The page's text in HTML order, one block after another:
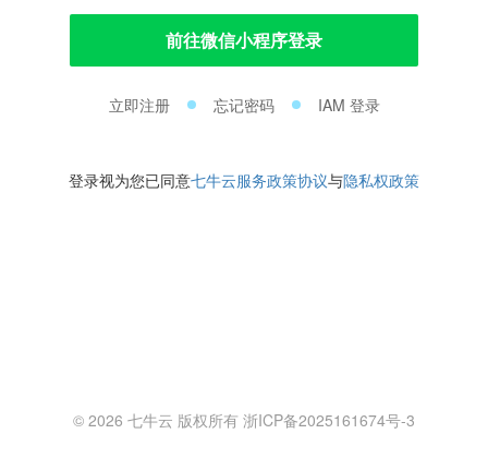
前往微信小程序登录
立即注册 忘记密码 IAM 登录
登录视为您已同意七牛云服务政策协议与隐私权政策
© 2026 七牛云 版权所有 浙ICP备2025161674号-3